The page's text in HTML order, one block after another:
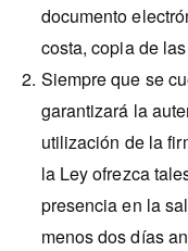
documento
costa, copia de
Siempre que se
garantizará la
utilización de la
la Ley ofrezca
presencia en la
menos dos días